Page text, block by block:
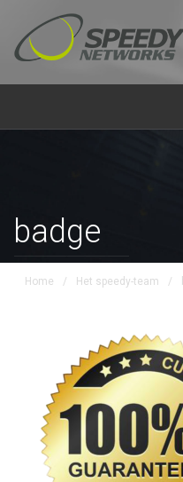
badge
Home / Het speedy-team /